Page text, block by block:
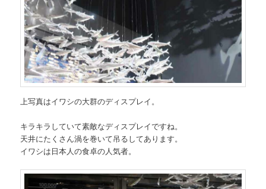
上写真はイワシの大群のディスプレイ。
キラキラしていて素敵なディスプレイですね。
天井にたくさん渦を巻いて吊るしてあります。
イワシは日本人の食卓の人気者。